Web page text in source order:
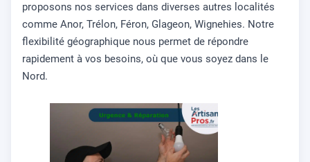
proposons nos services dans diverses autres localités
comme Anor, Trélon, Féron, Glageon, Wignehies. Notre
flexibilité géographique nous permet de répondre
rapidement à vos besoins, où que vous soyez dans le
Nord.